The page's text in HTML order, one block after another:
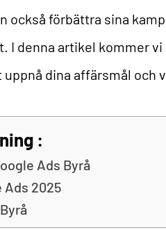
också förbättra sina
I denna artikel kommer
uppnå dina affärsmål och
:
Ads Byrå
Ads 2025